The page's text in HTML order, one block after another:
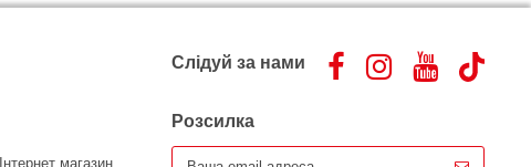
Інтернет магазин
Слідуй за нами
Розсилка